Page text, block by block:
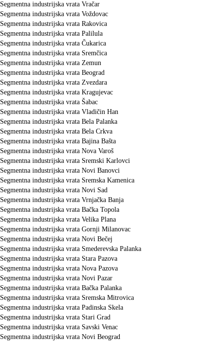
Segmentna industrijska vrata Vračar
Segmentna industrijska vrata Voždovac
Segmentna industrijska vrata Rakovica
Segmentna industrijska vrata Palilula
Segmentna industrijska vrata Čukarica
Segmentna industrijska vrata Sremčica
Segmentna industrijska vrata Zemun
Segmentna industrijska vrata Beograd
Segmentna industrijska vrata Zvezdara
Segmentna industrijska vrata Kragujevac
Segmentna industrijska vrata Šabac
Segmentna industrijska vrata Vladičin Han
Segmentna industrijska vrata Bela Palanka
Segmentna industrijska vrata Bela Crkva
Segmentna industrijska vrata Bajina Bašta
Segmentna industrijska vrata Nova Varoš
Segmentna industrijska vrata Sremski Karlovci
Segmentna industrijska vrata Novi Banovci
Segmentna industrijska vrata Sremska Kamenica
Segmentna industrijska vrata Novi Sad
Segmentna industrijska vrata Vrnjačka Banja
Segmentna industrijska vrata Bačka Topola
Segmentna industrijska vrata Velika Plana
Segmentna industrijska vrata Gornji Milanovac
Segmentna industrijska vrata Novi Bečej
Segmentna industrijska vrata Smederevska Palanka
Segmentna industrijska vrata Stara Pazova
Segmentna industrijska vrata Nova Pazova
Segmentna industrijska vrata Novi Pazar
Segmentna industrijska vrata Bačka Palanka
Segmentna industrijska vrata Sremska Mitrovica
Segmentna industrijska vrata Padinska Skela
Segmentna industrijska vrata Stari Grad
Segmentna industrijska vrata Savski Venac
Segmentna industrijska vrata Novi Beograd